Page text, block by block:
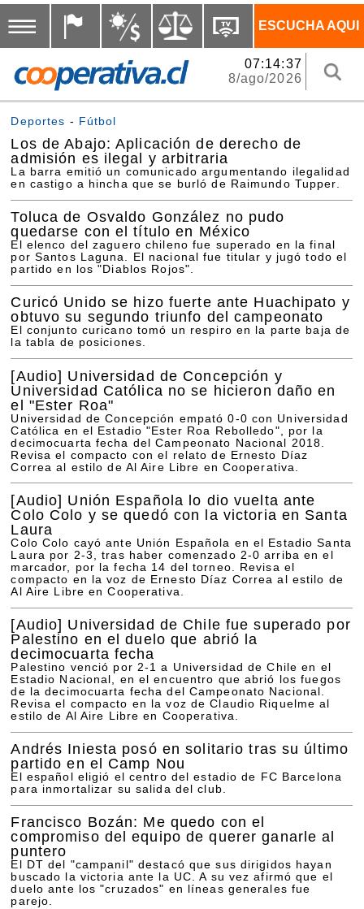
ESCUCHA AQUI
07:14:37
8/ago/2026
Deportes - Fútbol
Los de Abajo: Aplicación de derecho de
admisión es ilegal y arbitraria
La barra emitió un comunicado argumentando ilegalidad
en castigo a hincha que se burló de Raimundo Tupper.
Toluca de Osvaldo González no pudo
quedarse con el título en México
El elenco del zaguero chileno fue superado en la final
por Santos Laguna. El nacional fue titular y jugó todo el
partido en los "Diablos Rojos".
Curicó Unido se hizo fuerte ante Huachipato y
obtuvo su segundo triunfo del campeonato
El conjunto curicano tomó un respiro en la parte baja de
la tabla de posiciones.
[Audio] Universidad de Concepción y
Universidad Católica no se hicieron daño en
el "Ester Roa"
Universidad de Concepción empató 0-0 con Universidad
Católica en el Estadio "Ester Roa Rebolledo", por la
decimocuarta fecha del Campeonato Nacional 2018.
Revisa el compacto con el relato de Ernesto Díaz
Correa al estilo de Al Aire Libre en Cooperativa.
[Audio] Unión Española lo dio vuelta ante
Colo Colo y se quedó con la victoria en Santa
Laura
Colo Colo cayó ante Unión Española en el Estadio Santa
Laura por 2-3, tras haber comenzado 2-0 arriba en el
marcador, por la fecha 14 del torneo. Revisa el
compacto en la voz de Ernesto Díaz Correa al estilo de
Al Aire Libre en Cooperativa.
[Audio] Universidad de Chile fue superado por
Palestino en el duelo que abrió la
decimocuarta fecha
Palestino venció por 2-1 a Universidad de Chile en el
Estadio Nacional, en el encuentro que abrió los fuegos
de la decimocuarta fecha del Campeonato Nacional.
Revisa el compacto en la voz de Claudio Riquelme al
estilo de Al Aire Libre en Cooperativa.
Andrés Iniesta posó en solitario tras su último
partido en el Camp Nou
El español eligió el centro del estadio de FC Barcelona
para inmortalizar su salida del club.
Francisco Bozán: Me quedo con el
compromiso del equipo de querer ganarle al
puntero
El DT del "campanil" destacó que sus dirigidos hayan
buscado la victoria ante la UC. A su vez afirmó que el
duelo ante los "cruzados" en líneas generales fue
parejo.